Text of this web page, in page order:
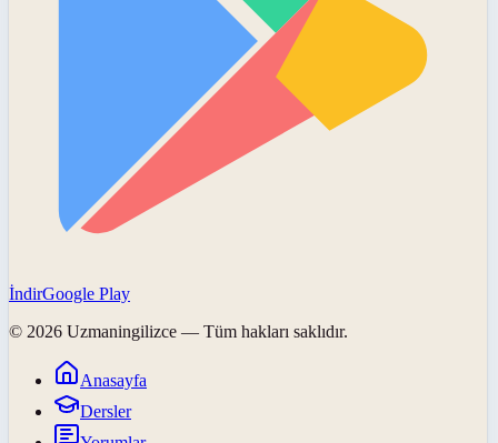
İndirGoogle Play
© 2026 Uzmaningilizce — Tüm hakları saklıdır.
Anasayfa
Dersler